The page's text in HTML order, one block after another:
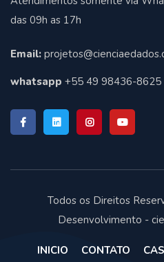
das 09h as 17h
Email:
whatsapp +55 49 98436-8625
Todos os Direitos
Desenvolvimento -
INICIO CONTATO